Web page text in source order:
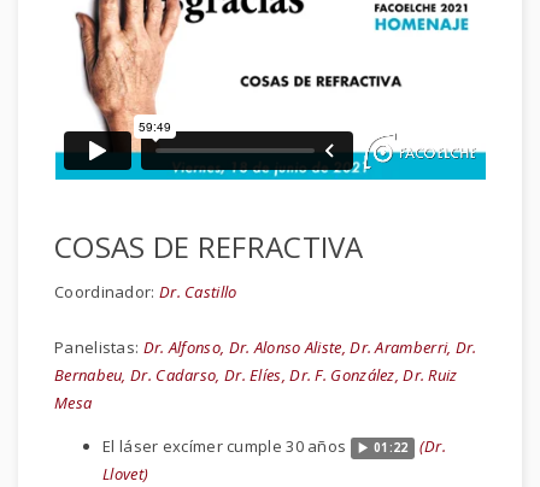
COSAS DE REFRACTIVA
Coordinador: Dr. Castillo
Panelistas: Dr. Alfonso, Dr. Alonso Aliste, Dr. Aramberri, Dr.
Bernabeu, Dr. Cadarso, Dr. Elíes, Dr. F. González, Dr. Ruiz
Mesa
El láser excímer cumple 30 años
01:22
(Dr.
Llovet)